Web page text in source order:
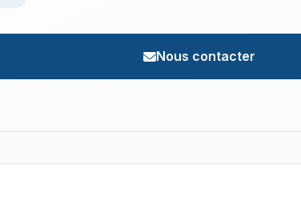
Nous contacter